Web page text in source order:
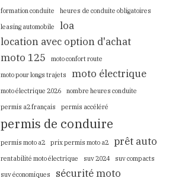
formation conduite
heures de conduite obligatoires
leasing automobile
loa
location avec option d'achat
moto 125
moto confort route
moto pour longs trajets
moto électrique
moto électrique 2026
nombre heures conduite
permis a2 français
permis accéléré
permis de conduire
permis moto a2 prix permis moto a2 prêt auto
rentabilité moto électrique suv 2024
suv compacts
suv économiques
sécurité moto